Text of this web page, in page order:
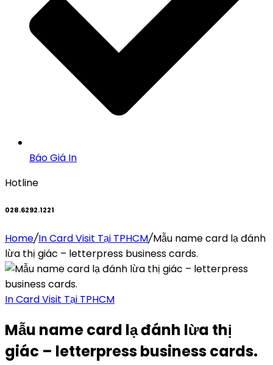
Báo Giá In
Hotline
028.6292.1221
Home/In Card Visit Tại TPHCM/Mẫu name card lạ đánh
lừa thị giác – letterpress business cards.
In Card Visit Tại TPHCM
Mẫu name card lạ đánh lừa thị
giác – letterpress business cards.